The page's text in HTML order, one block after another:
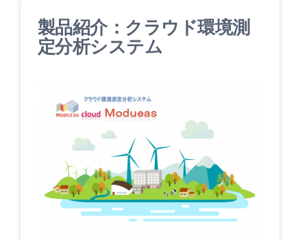
製品紹介：クラウド環境測
定分析システム